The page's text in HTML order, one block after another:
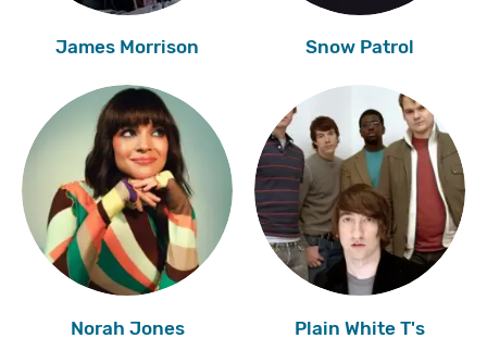
James Morrison Snow Patrol
Norah Jones Plain White T's